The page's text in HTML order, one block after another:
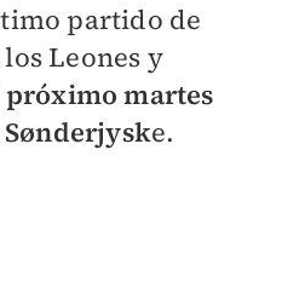
partido de
Leones y
próximo martes
Sønderjyske.